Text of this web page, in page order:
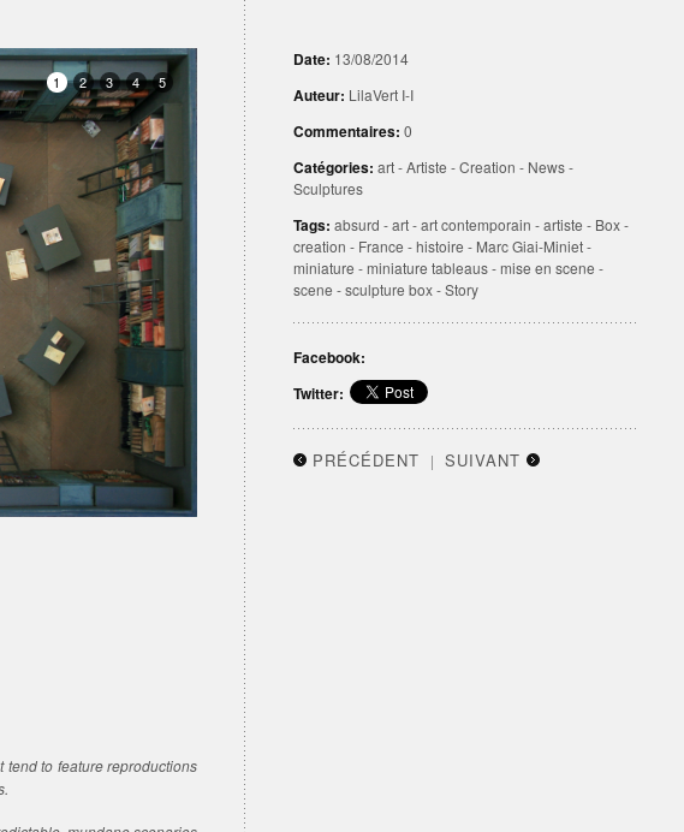
1 2 3 4 5
to feature reproductions
Date: 13/08/2014
Auteur: LilaVert I-I
Commentaires: 0
Catégories: art-Artiste -Creation - News-
Sculptures
Tags: absurd -art-art contemporain -artiste - Box-
creation - France -histoire - Marc Giai-Miniet-
miniature -miniature tableaus-mise en scene -
scene -sculpture box-Story
Facebook:
Twitter:
PRÉCÉDENT | SUIVANT